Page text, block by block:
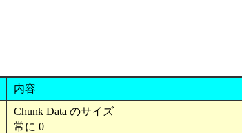
内容
Chunk Data のサイズ
常に 0